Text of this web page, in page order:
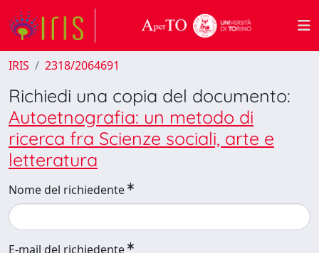
IRIS 2318/2064691
Richiedi una copia del documento:
Autoetnografia: un metodo di
ricerca fra Scienze sociali, arte e
letteratura
Nome del richiedente
E-mail del richiedente